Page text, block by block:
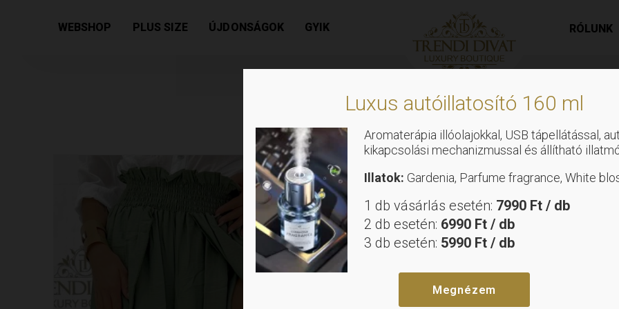
WEBSHOP PLUS SIZE ÚJDONSÁGOK GYIK RÓLUNK
Lenvászon
felvágott,
nadrág,
Méret nélküli, S-XL-es méretig
Luxus autóillatosító 160 ml
Aromaterápia illóolajokkal, USB tápellátással,
kikapcsolási mechanizmussal és állítható
Illatok: Gardenia, Parfume fragrance, White
1 db vásárlás esetén: 7990 Ft / db
2 db esetén: 6990 Ft / db
3 db esetén: 5990 Ft / db
Megnézem